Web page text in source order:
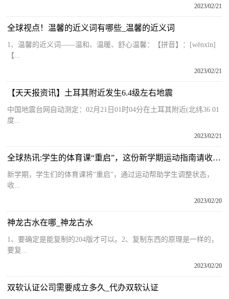
2023/02/21
全球视点！温馨的近义词有哪些_温馨的近义词
1、温馨的近义词——温和、温暖、舒心温馨：【拼音】：[wēnxīn]
【...
2023/02/21
【天天报资讯】土耳其附近发生6.4级左右地震
中国地震台网自动测定：02月21日01时04分在土耳其附近(北纬36 01
度...
2023/02/21
全球热讯:学生的体育课“重启”，这份新学期运动指南请收好！
新学期，学生们的体育课将“重启”，通过运动帮助学生调整状态，
收...
2023/02/20
神龙古水在哪_神龙古水
1、要确定是能复制的204版才可以。2、复制东西的原理是一样的，
要复...
2023/02/20
双软认证公司需要成立多久_代办双软认证